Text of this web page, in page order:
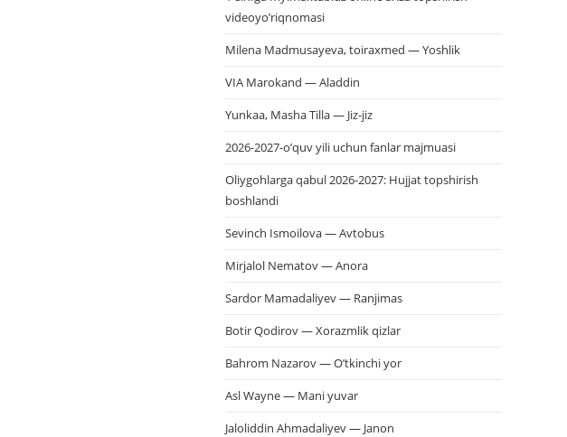
videoyo’riqnomasi
Milena Madmusayeva, toiraxmed — Yoshlik
VIA Marokand — Aladdin
Yunkaa, Masha Tilla — Jiz-jiz
2026-2027-o’quv yili uchun fanlar majmuasi
Oliygohlarga qabul 2026-2027: Hujjat topshirish
boshlandi
Sevinch Ismoilova — Avtobus
Mirjalol Nematov — Anora
Sardor Mamadaliyev — Ranjimas
Botir Qodirov — Xorazmlik qizlar
Bahrom Nazarov — O’tkinchi yor
Asl Wayne — Mani yuvar
Jaloliddin Ahmadaliyev — Janon